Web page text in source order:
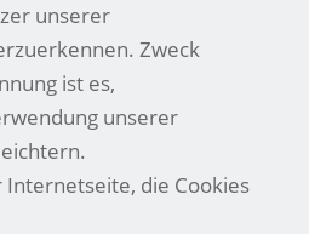
unserer
Zweck
ist es,
unserer
die Cookies